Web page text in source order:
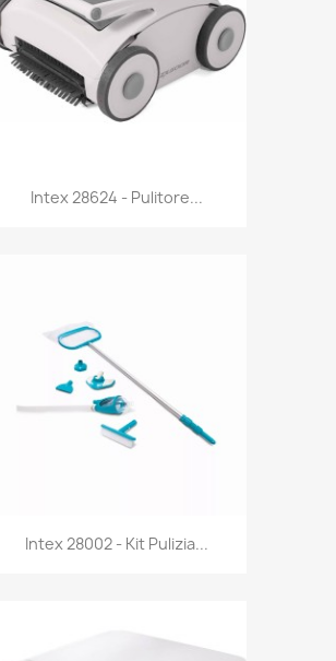
Anteprima
Intex 28624 - Pulitore...
Anteprima
Intex 28002 - Kit Pulizia...